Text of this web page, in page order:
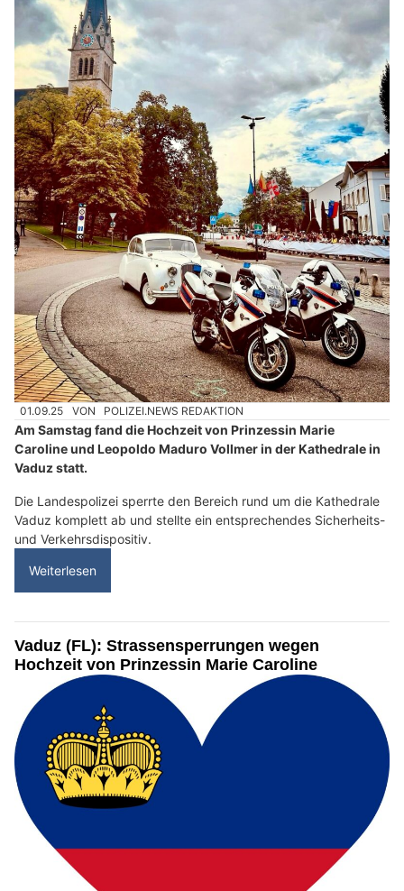
01.09.25 VON POLIZEI.NEWS REDAKTION
Am Samstag fand die Hochzeit von Prinzessin Marie
Caroline und Leopoldo Maduro Vollmer in der Kathedrale in
Vaduz statt.
Die Landespolizei sperrte den Bereich rund um die Kathedrale
Vaduz komplett ab und stellte ein entsprechendes Sicherheits-
und Verkehrsdispositiv.
Weiterlesen
Vaduz (FL): Strassensperrungen wegen
Hochzeit von Prinzessin Marie Caroline